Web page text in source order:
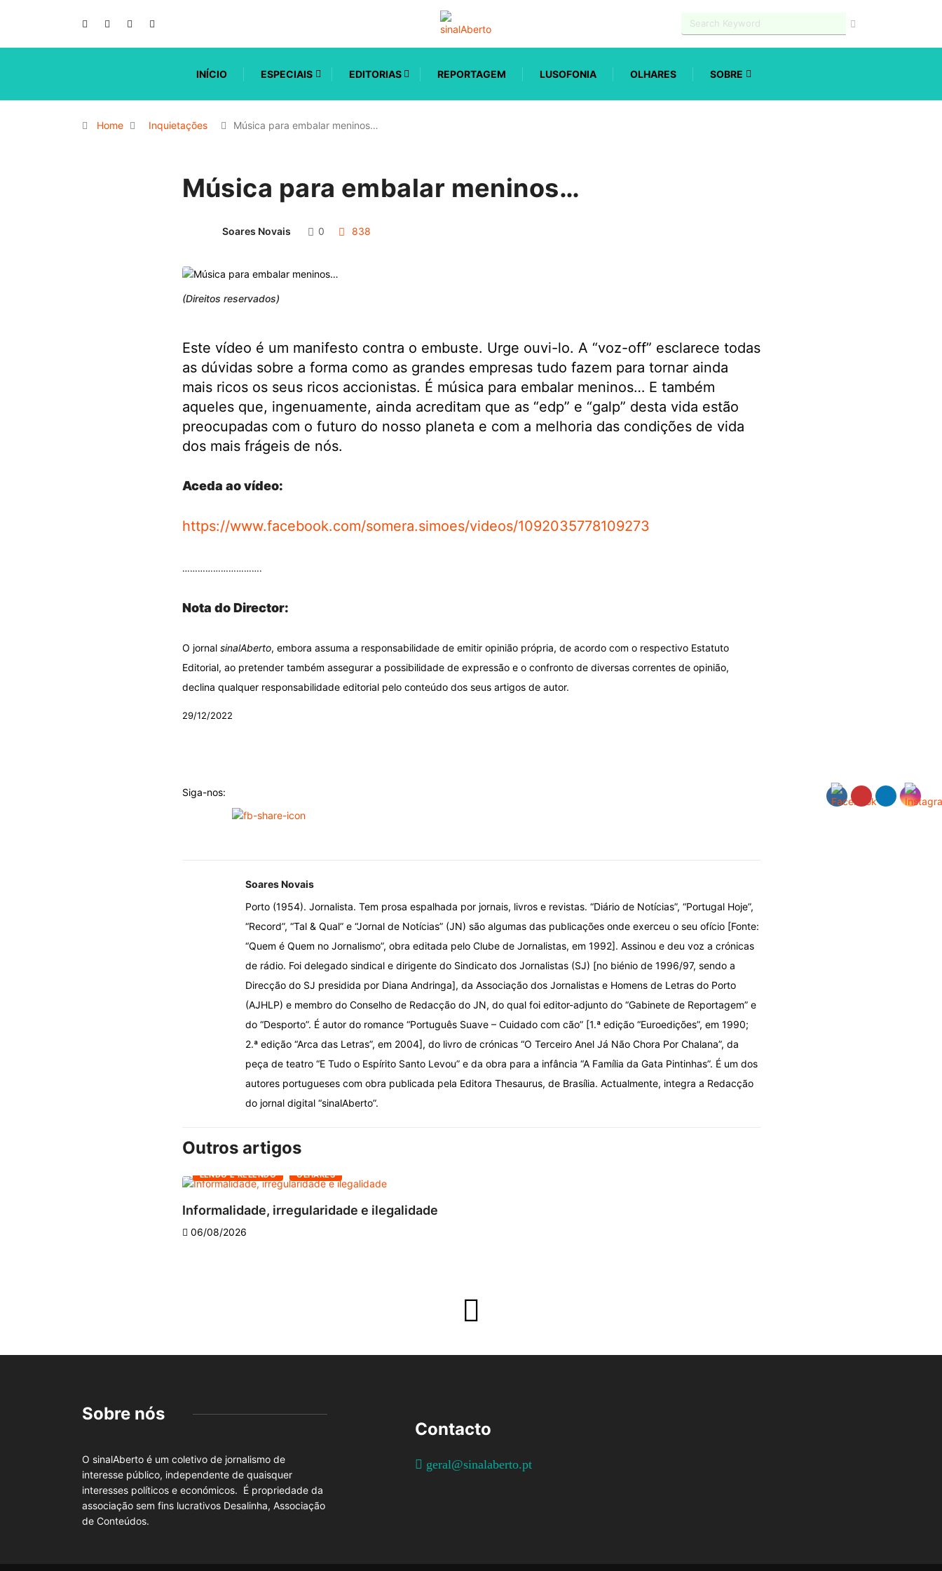
INÍCIO ESPECIAIS EDITORIAS REPORTAGEM LUSOFONIA OLHARES SOBRE
Home Inquietações Música para embalar meninos…
Música para embalar meninos…
Soares Novais 0 838
(Direitos reservados)
Este vídeo é um manifesto contra o embuste. Urge ouvi-lo. A “voz-off” esclarece todas
as dúvidas sobre a forma como as grandes empresas tudo fazem para tornar ainda
mais ricos os seus ricos accionistas. É música para embalar meninos… E também
aqueles que, ingenuamente, ainda acreditam que as “edp” e “galp” desta vida estão
preocupadas com o futuro do nosso planeta e com a melhoria das condições de vida
dos mais frágeis de nós.
Aceda ao vídeo:
https://www.facebook.com/somera.simoes/videos/1092035778109273
………………………….
Nota do Director:
O jornal sinalAberto, embora assuma a responsabilidade de emitir opinião própria, de acordo com o respectivo Estatuto
Editorial, ao pretender também assegurar a possibilidade de expressão e o confronto de diversas correntes de opinião,
declina qualquer responsabilidade editorial pelo conteúdo dos seus artigos de autor.
29/12/2022
Siga-nos:
Soares Novais
Porto (1954). Jornalista. Tem prosa espalhada por jornais, livros e revistas. “Diário de Notícias”, “Portugal Hoje”,
“Record”, “Tal & Qual” e “Jornal de Notícias” (JN) são algumas das publicações onde exerceu o seu ofício [Fonte:
“Quem é Quem no Jornalismo”, obra editada pelo Clube de Jornalistas, em 1992]. Assinou e deu voz a crónicas
de rádio. Foi delegado sindical e dirigente do Sindicato dos Jornalistas (SJ) [no biénio de 1996/97, sendo a
Direcção do SJ presidida por Diana Andringa], da Associação dos Jornalistas e Homens de Letras do Porto
(AJHLP) e membro do Conselho de Redacção do JN, do qual foi editor-adjunto do “Gabinete de Reportagem” e
do “Desporto”. É autor do romance “Português Suave – Cuidado com cão” [1.ª edição “Euroedições”, em 1990;
2.ª edição “Arca das Letras”, em 2004], do livro de crónicas “O Terceiro Anel Já Não Chora Por Chalana”, da
peça de teatro “E Tudo o Espírito Santo Levou” e da obra para a infância “A Família da Gata Pintinhas”. É um dos
autores portugueses com obra publicada pela Editora Thesaurus, de Brasília. Actualmente, integra a Redacção
do jornal digital “sinalAberto”.
Outros artigos
LENDO E RELENDO OLHARES
Informalidade, irregularidade e ilegalidade
06/08/2026
Sobre nós
O sinalAberto é um coletivo de jornalismo de
interesse público, independente de quaisquer
interesses políticos e económicos. É propriedade da
associação sem fins lucrativos Desalinha, Associação
de Conteúdos.
Contacto
geral@sinalaberto.pt